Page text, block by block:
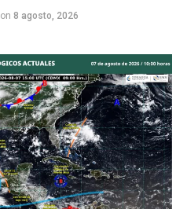
on 8 agosto, 2026